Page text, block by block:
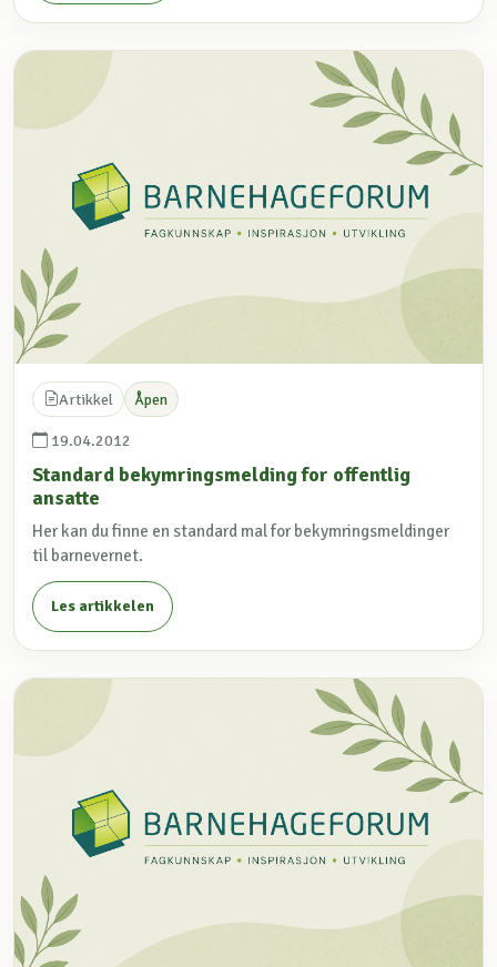
Artikkel Åpen
19.04.2012
Standard bekymringsmelding for offentlig
ansatte
Her kan du finne en standard mal for bekymringsmeldinger
til barnevernet.
Les artikkelen